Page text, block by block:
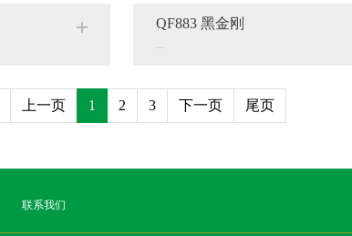
QF883 黑金刚
上一页 1 2 3 下一页 尾页
联系我们